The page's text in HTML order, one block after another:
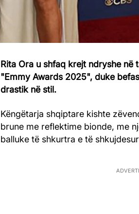
Rita Ora u shfaq krejt ndryshe
"Emmy Awards 2025", duke
drastik në stil.
Këngëtarja shqiptare kishte
brune me reflektime bionde, me
balluke të shkurtra e të